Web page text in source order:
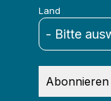
Land
Abonnieren